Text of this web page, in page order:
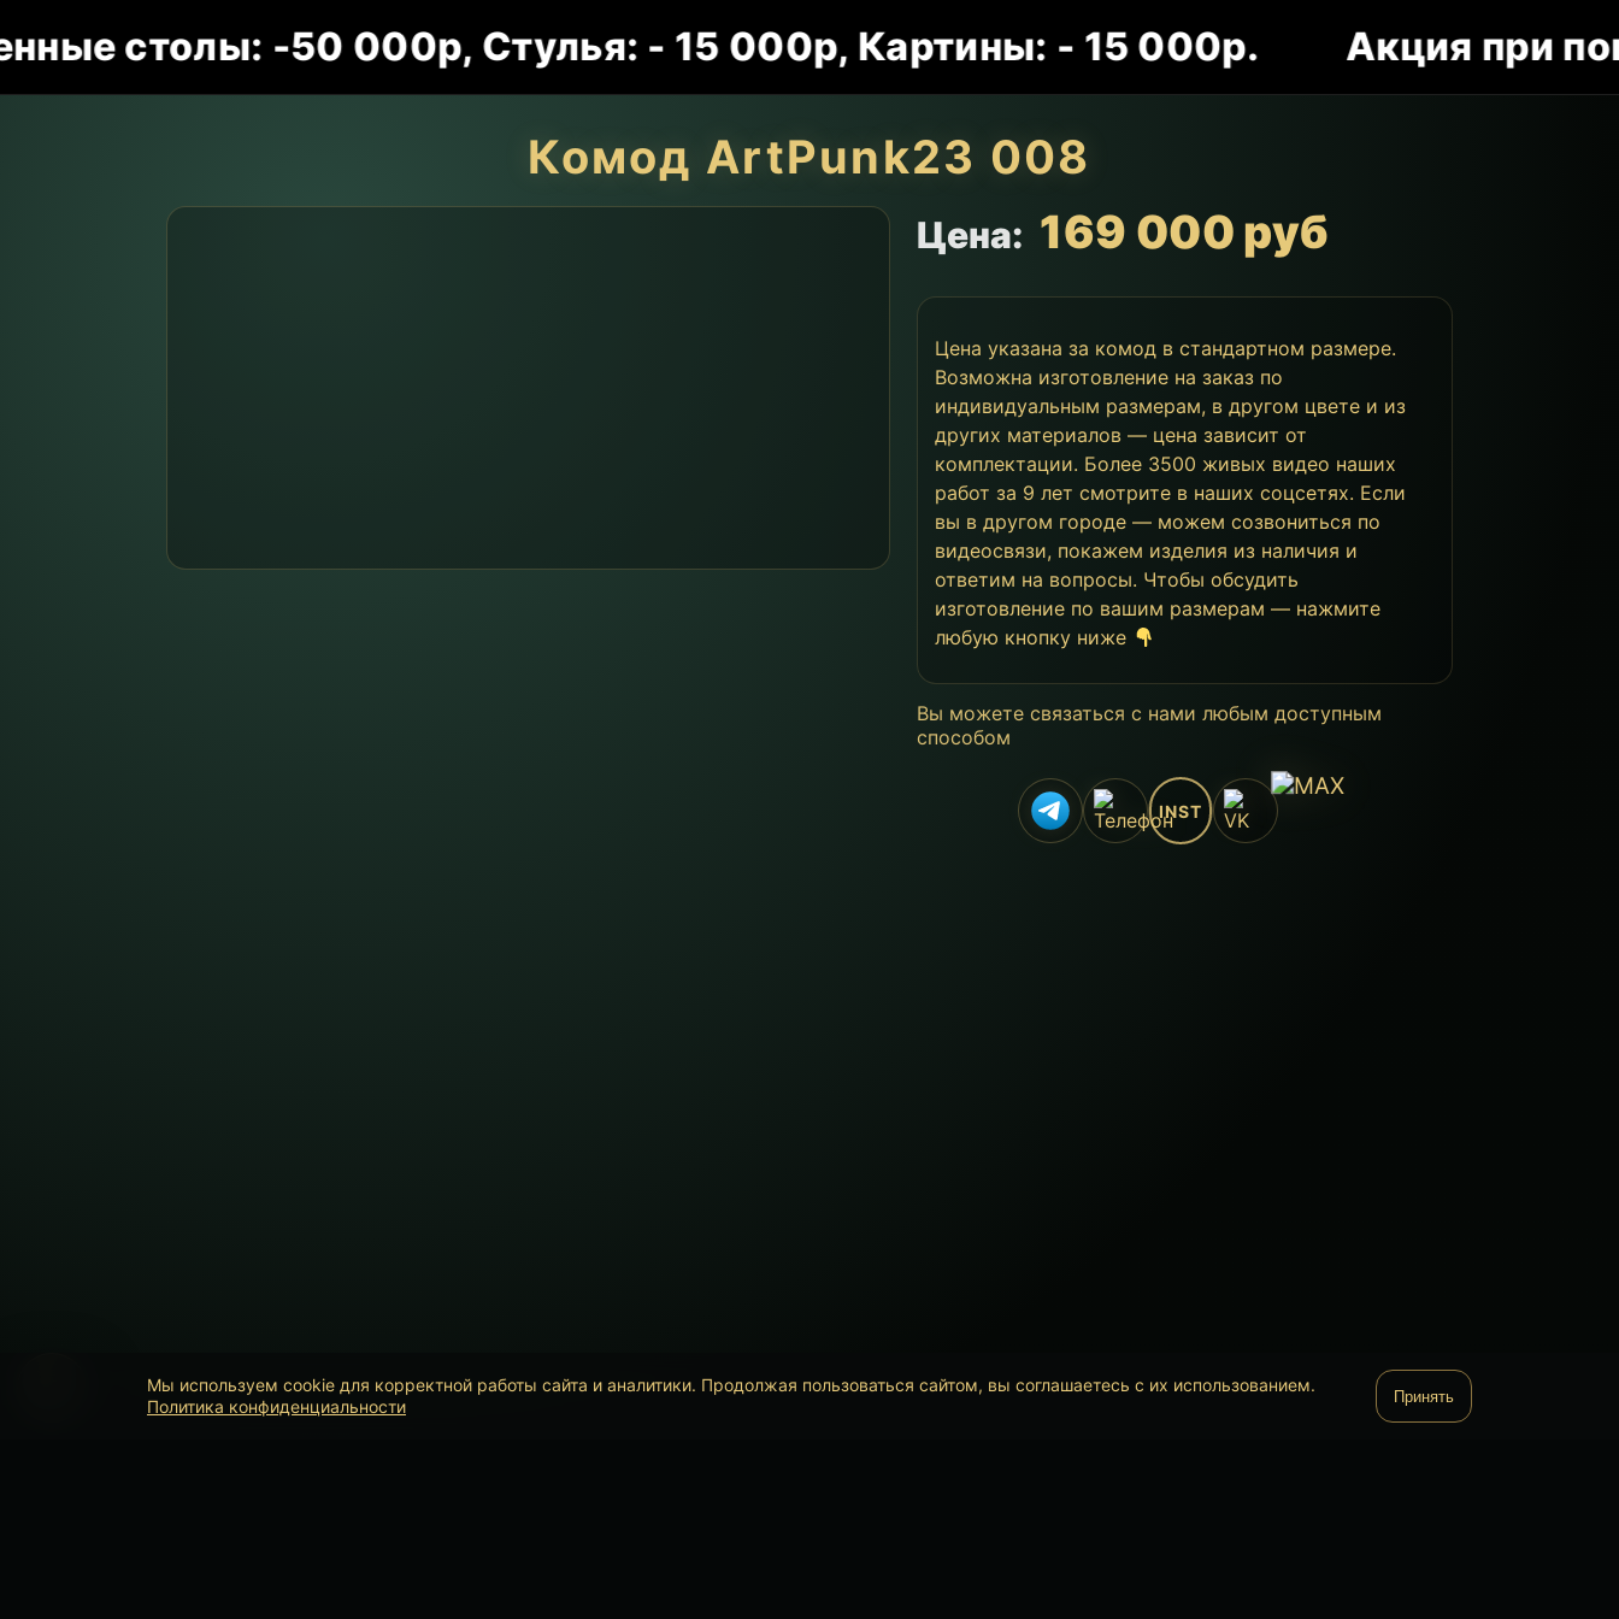
столы: -50 000р, Стулья: - 15 000р, Картины: - 15 000р. Акция при
Комод ArtPunk23 008
Цена: 169 000 руб
Цена указана за комод в стандартном размере.
Возможна изготовление на заказ по
индивидуальным размерам, в другом цвете и из
других материалов — цена зависит от
комплектации. Более 3500 живых видео наших
работ за 9 лет смотрите в наших соцсетях. Если
вы в другом городе — можем созвониться по
видеосвязи, покажем изделия из наличия и
ответим на вопросы. Чтобы обсудить
изготовление по вашим размерам — нажмите
любую кнопку ниже
Вы можете связаться с нами любым доступным
способом
Мы используем cookie для корректной работы сайта и аналитики. Продолжая пользоваться сайтом, вы соглашаетесь с их использованием.
Политика конфиденциальности
Принять